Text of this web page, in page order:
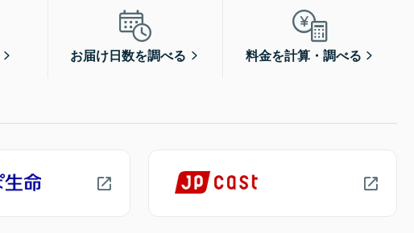
お届け日数を調べる 料金を計算・調べる